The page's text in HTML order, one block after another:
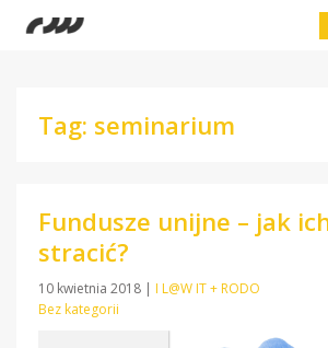
Tag: seminarium
Fundusze unijne – jak
stracić?
10 kwietnia 2018 | I L@W IT + RODO
Bez kategorii